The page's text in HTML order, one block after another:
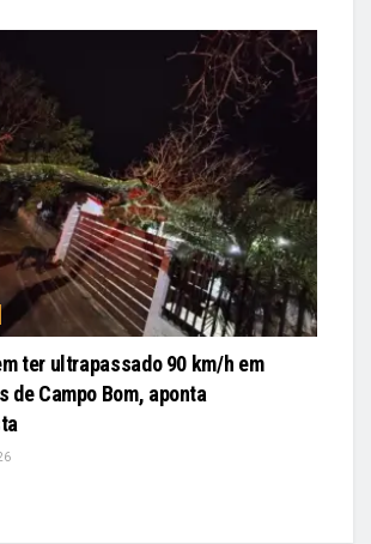
ter ultrapassado 90 km/h em
de Campo Bom, aponta